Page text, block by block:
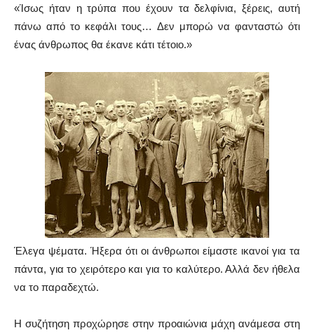
«Ίσως ήταν η τρύπα που έχουν τα δελφίνια, ξέρεις, αυτή
πάνω από το κεφάλι τους… Δεν μπορώ να φανταστώ ότι
ένας άνθρωπος θα έκανε κάτι τέτοιο.»
Έλεγα ψέματα. Ήξερα ότι οι άνθρωποι είμαστε ικανοί για τα
πάντα, για το χειρότερο και για το καλύτερο. Αλλά δεν ήθελα
να το παραδεχτώ.
Η συζήτηση προχώρησε στην προαιώνια μάχη ανάμεσα στη